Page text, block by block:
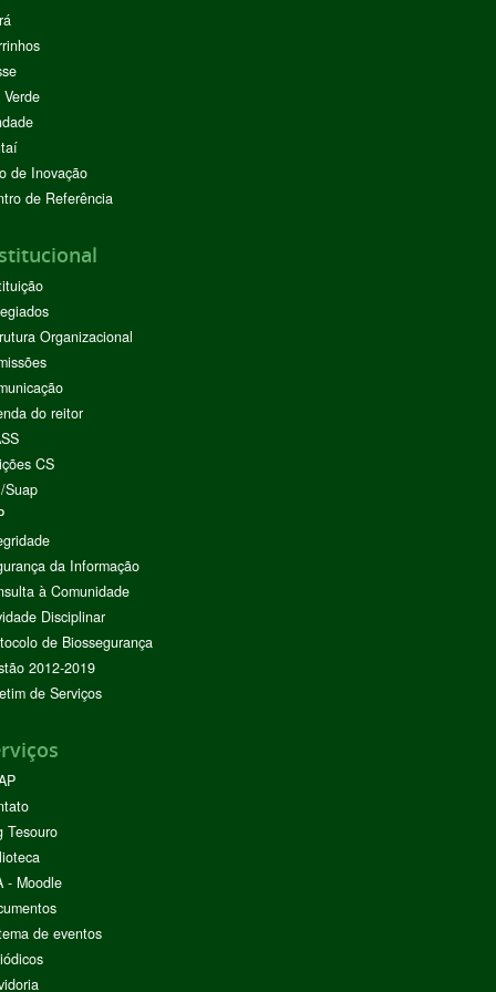
de Inovação
de Referência
Organizacional
do reitor
CS
Suap
da Informação
à Comunidade
Disciplinar
de Biossegurança
2012-2019
de Serviços
Tesouro
- Moodle
de eventos